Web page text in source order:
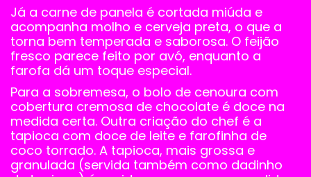
Já a carne de panela é cortada miúda e
acompanha molho e cerveja preta, o que a
torna bem temperada e saborosa. O feijão
fresco parece feito por avó, enquanto a
farofa dá um toque especial.
Para a sobremesa, o bolo de cenoura com
cobertura cremosa de chocolate é doce na
medida certa. Outra criação do chef é a
tapioca com doce de leite e farofinha de
coco torrado. A tapioca, mais grossa e
granulada (servida também como dadinho